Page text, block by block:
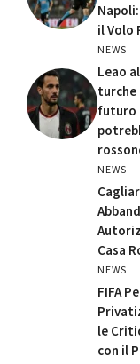
il Volo
NEWS
Leao
turche
futuro
NEWS
Casa
NEWS
FIFA
le
con il